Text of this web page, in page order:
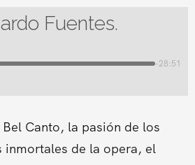
Fuentes.
-28:51
Canto, la pasión de los
inmortales de la opera, el